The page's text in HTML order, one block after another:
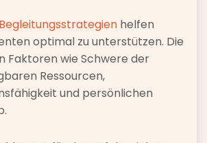
helfen
optimal zu unterstützen. Die
Faktoren wie Schwere der
Ressourcen,
und persönlichen